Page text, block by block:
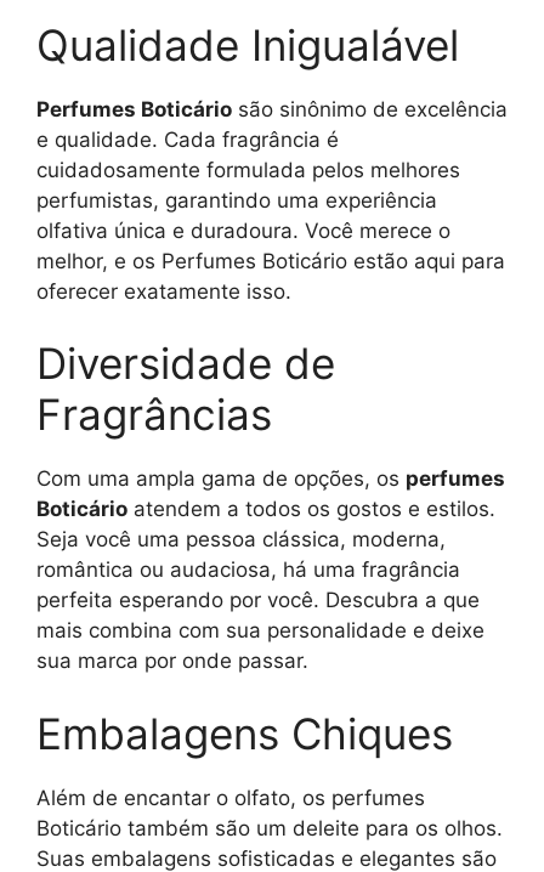
Qualidade Inigualável
Perfumes Boticário são sinônimo de excelência
e qualidade. Cada fragrância é
cuidadosamente formulada pelos melhores
perfumistas, garantindo uma experiência
olfativa única e duradoura. Você merece o
melhor, e os Perfumes Boticário estão aqui para
oferecer exatamente isso.
Diversidade de
Fragrâncias
Com uma ampla gama de opções, os perfumes
Boticário atendem a todos os gostos e estilos.
Seja você uma pessoa clássica, moderna,
romântica ou audaciosa, há uma fragrância
perfeita esperando por você. Descubra a que
mais combina com sua personalidade e deixe
sua marca por onde passar.
Embalagens Chiques
Além de encantar o olfato, os perfumes
Boticário também são um deleite para os olhos.
Suas embalagens sofisticadas e elegantes são